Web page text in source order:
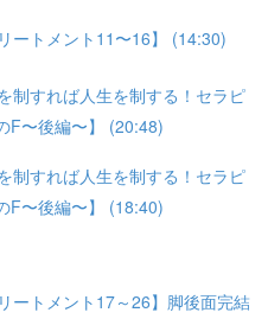
ートメント11〜16】 (14:30)
制すれば人生を制する！セラピ
F〜後編〜】 (20:48)
制すれば人生を制する！セラピ
F〜後編〜】 (18:40)
ートメント17～26】脚後面完結